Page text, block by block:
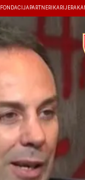
FONDACIJA PARTNERI KARIJERA